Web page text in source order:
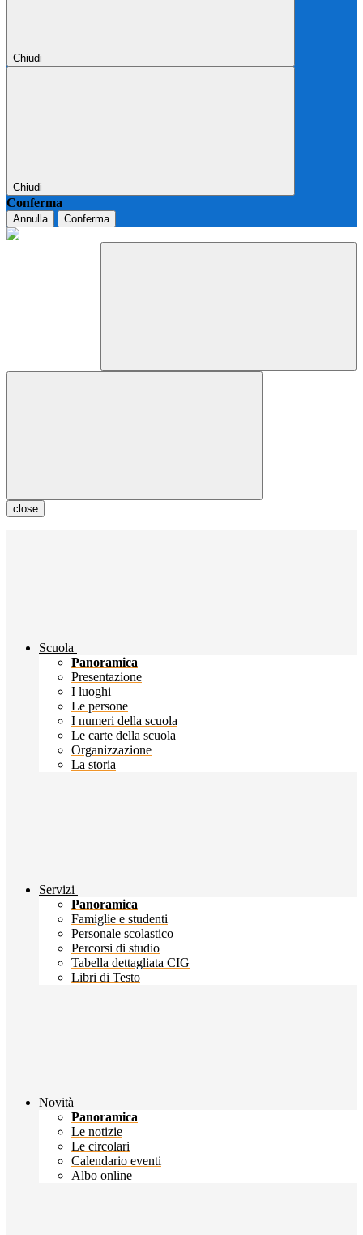
Chiudi
Chiudi
Conferma
Annulla Conferma
close
Scuola
Panoramica
Presentazione
I luoghi
Le persone
I numeri della scuola
Le carte della scuola
Organizzazione
La storia
Servizi
Panoramica
Famiglie e studenti
Personale scolastico
Percorsi di studio
Tabella dettagliata CIG
Libri di Testo
Novità
Panoramica
Le notizie
Le circolari
Calendario eventi
Albo online